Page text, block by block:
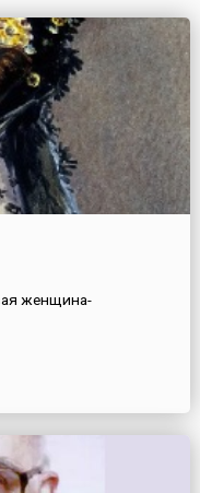
женщина-